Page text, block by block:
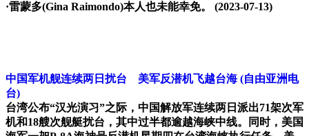
·雷蒙多(Gina Raimondo)本人也未能幸免。
(2023-07-13)
中国军机舰连续两日扰台 美军反潜机飞越台海 (自由亚洲电
台)
台湾公布“汉光演习”之际，中国解放军连续两日派出71架次军
机和18艘次舰艇扰台，其中过半都逾越海峡中线。同时，美国